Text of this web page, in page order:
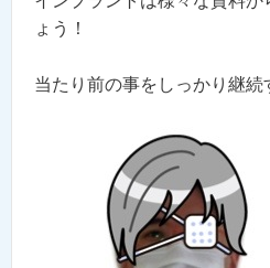
ょう！
当たり前の事をしっかり継続